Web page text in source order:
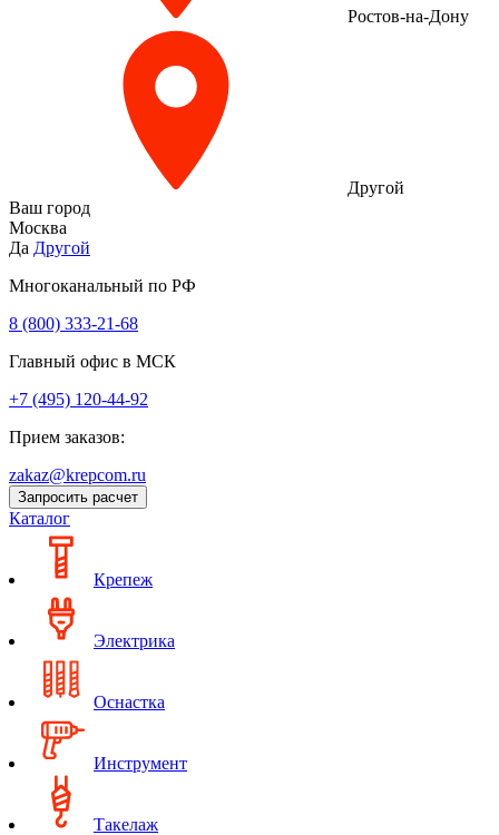
Ростов-на-Дону
Другой
Ваш город
Москва
Да Другой
Многоканальный по РФ
8 (800) 333‑21-68
Главный офис в МСК
+7 (495) 120-44-92
Прием заказов:
zakaz@krepcom.ru
Запросить расчет
Каталог
Крепеж
Электрика
Оснастка
Инструмент
Такелаж